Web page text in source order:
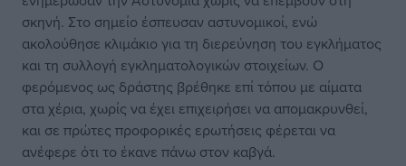
σκηνή. Στο σημείο έσπευσαν αστυνομικοί, ενώ
ακολούθησε κλιμάκιο για τη διερεύνηση του εγκλήματος
και τη συλλογή εγκληματολογικών στοιχείων. Ο
φερόμενος ως δράστης βρέθηκε επί τόπου με αίματα
στα χέρια, χωρίς να έχει επιχειρήσει να απομακρυνθεί,
και σε πρώτες προφορικές ερωτήσεις φέρεται να
ανέφερε ότι το έκανε πάνω στον καβγά.